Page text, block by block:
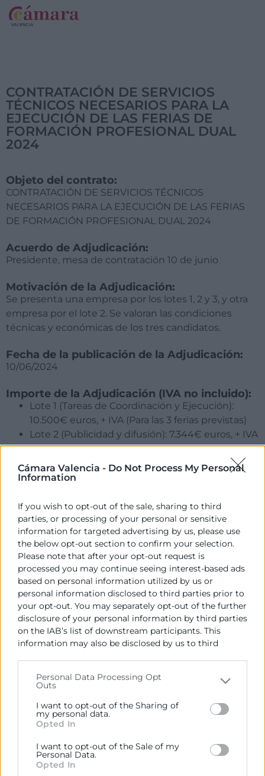
Cámara Valencia - Do Not Process My Personal
Information
If you wish to opt-out of the sale, sharing to third
parties, or processing of your personal or sensitive
information for targeted advertising by us, please use
the below opt-out section to confirm your selection.
Please note that after your opt-out request is
processed you may continue seeing interest-based ads
based on personal information utilized by us or
personal information disclosed to third parties prior to
your opt-out. You may separately opt-out of the further
disclosure of your personal information by third parties
on the IAB’s list of downstream participants. This
information may also be disclosed by us to third
Please note that this website/app uses one or more
Google services and may gather and store information
including but not limited to your visit or usage
behaviour. You may click to grant or deny consent to
below specified purposes in below Google consent
section.
Personal Data Processing Opt
Outs
I want to opt-out of the Sharing of
my personal data.
Opted In
I want to opt-out of the Sale of my
Personal Data.
Opted In
CONTRATACIÓN DE SERVICIOS
TÉCNICOS NECESARIOS PARA LA
EJECUCIÓN DE LAS FERIAS DE
FORMACIÓN PROFESIONAL DUAL
2024
Objeto del contrato:
CONTRATACIÓN DE SERVICIOS TÉCNICOS
NECESARIOS PARA LA EJECUCIÓN DE LAS FERIAS
DE FORMACIÓN PROFESIONAL DUAL 2024
Acuerdo de Adjudicación:
Presidente, mesa de contratación 10 de junio
Motivación de la Adjudicación:
Se presenta una empresa por los lotes 1, 2 y 3, y otra
empresa por el lote 2. Se valoran las condiciones
técnicas y económicas de los tres candidatos.
Fecha de la publicación de la Adjudicación:
10/06/2024
Importe de la Adjudicación (IVA no incluido):
Lote 1 (Tareas de Coordinación y Ejecución):
10.500€ euros, + IVA (Para las 3 ferias previstas)
Lote 2 (Publicidad y difusión): 7.344€ euros, + IVA
(Para las 3 ferias previstas)
Lote 3 (Logística de las ferias): 5.500 euros, + IVA
(Para las 3 ferias previstas)
Empresa adjudicatoria:
Lote 1: Alberto Heredia Bort
Lote 2: Talento transformación Digital, S.L.
Lote 3: Alberto Heredia Bort
Plazo en el que debe procederse a la
formalización del contrato:
15 días hábiles desde la comunicación de la
adjudicación
Cámara València es una corporación de derecho público,
colaboradora de las Administraciones Públicas, dedicada a: